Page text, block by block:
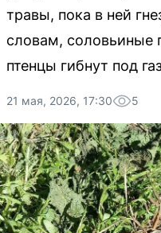
травы, пока в ней
словам, соловьиные
птенцы гибнут под
21 мая, 2026, 17:30 5